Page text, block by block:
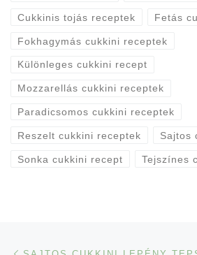
Cukkinis tojás receptek Fetás
Fokhagymás cukkini receptek
Különleges cukkini recept
Mozzarellás cukkini receptek
Paradicsomos cukkini receptek
Reszelt cukkini receptek Sajtos
Sonka cukkini recept Tejszínes
Navigálás a